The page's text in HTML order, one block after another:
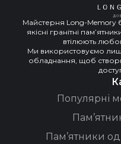
Майстерня Long-Memory
якісні гранітні
втілюють
Ми використовуємо
обладнання, щоб
Популярні
Пам’ятники